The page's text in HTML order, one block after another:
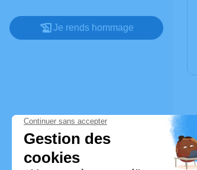
Je rends hommage